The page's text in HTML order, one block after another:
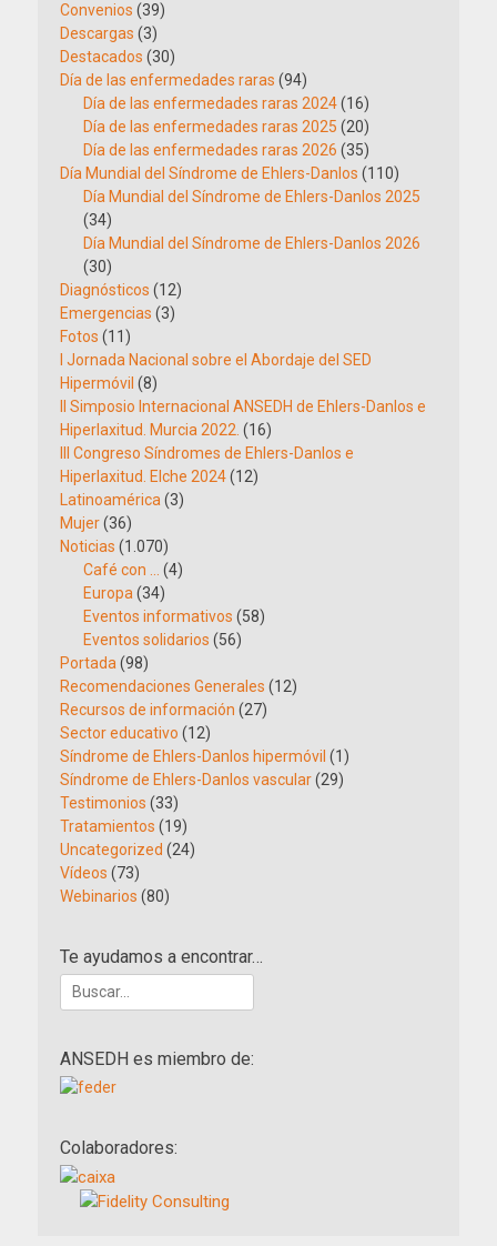
Convenios (39)
Descargas (3)
Destacados (30)
Día de las enfermedades raras (94)
Día de las enfermedades raras 2024(16)
Día de las enfermedades raras 2025 (20)
Día de las enfermedades raras 2026 (35)
Día Mundial del Síndrome de Ehlers-Danlos (110)
Día Mundial del Síndrome de Ehlers-Danlos 2025
(34)
Día Mundial del Síndrome de Ehlers-Danlos 2026
(30)
Diagnósticos (12)
Emergencias (3)
Fotos (11)
I Jornada Nacional sobre el Abordaje del SED
Hipermóvil (8)
II Simposio Internacional ANSEDH de Ehlers-Danlos e
Hiperlaxitud. Murcia 2022. (16)
III Congreso Síndromes de Ehlers-Danlos e
Hiperlaxitud. Elche 2024(12)
Latinoamérica (3)
Mujer(36)
Noticias (1.070)
Café con …
(4)
Europa (34)
Eventos informativos (58)
Eventos solidarios (56)
Portada (98)
Recomendaciones Generales (12)
Recursos de información (27)
Sector educativo (12)
Síndrome de Ehlers-Danlos hipermóvil (1)
Síndrome de Ehlers-Danlos vascular(29)
Testimonios (33)
Tratamientos (19)
Uncategorized (24)
Vídeos (73)
Webinarios (80)
Te ayudamos a encontrar…
Buscar:
ANSEDH es miembro de:
Colaboradores: